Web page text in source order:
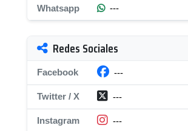
Whatsapp ---
Redes Sociales
Facebook ---
Twitter / X ---
Instagram ---